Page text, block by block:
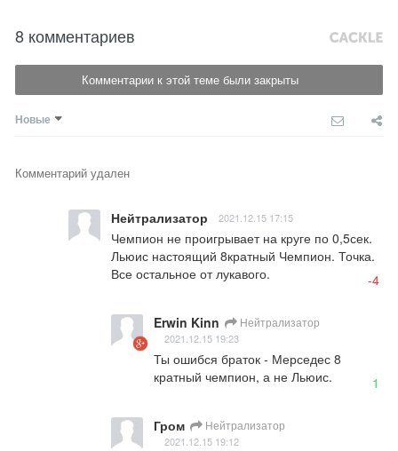
8 комментариев
Комментарии к этой теме были закрыты
Новые
Комментарий удален
Нейтрализатор 2021.12.15 17:15
Чемпион не проигрывает на круге по 0,5сек.
Льюис настоящий 8кратный Чемпион. Точка.
Все остальное от лукавого.
-4
Erwin Kinn Нейтрализатор
2021.12.15 19:23
Ты ошибся браток - Мерседес 8
кратный чемпион, а не Льюис.
1
Гром Нейтрализатор
2021.12.15 19:12